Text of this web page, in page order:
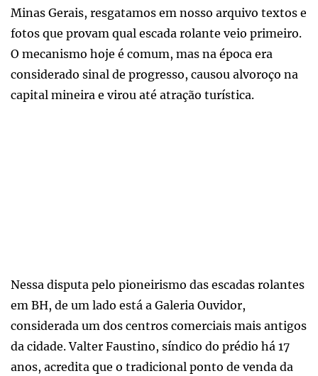
Minas Gerais, resgatamos em nosso arquivo textos e
fotos que provam qual escada rolante veio primeiro.
O mecanismo hoje é comum, mas na época era
considerado sinal de progresso, causou alvoroço na
capital mineira e virou até atração turística.
Nessa disputa pelo pioneirismo das escadas rolantes
em BH, de um lado está a Galeria Ouvidor,
considerada um dos centros comerciais mais antigos
da cidade. Valter Faustino, síndico do prédio há 17
anos, acredita que o tradicional ponto de venda da